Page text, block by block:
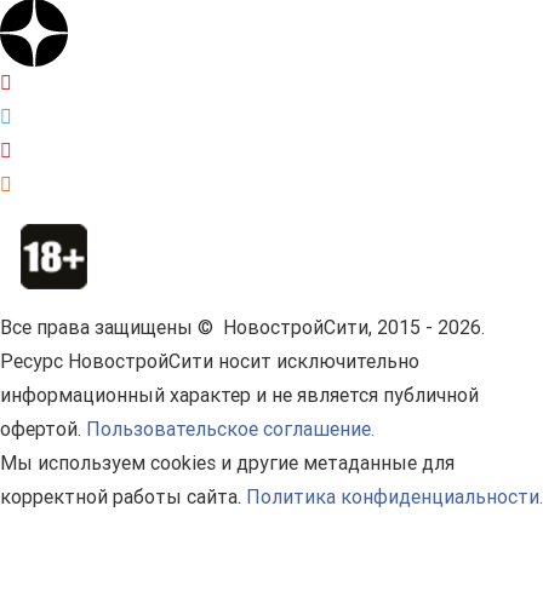
Все права защищены © НовостройСити, 2015 - 2026.
Ресурс НовостройСити носит исключительно
информационный характер и не является публичной
офертой. Пользовательское соглашение.
Мы используем cookies и другие метаданные для
корректной работы сайта. Политика конфиденциальности.